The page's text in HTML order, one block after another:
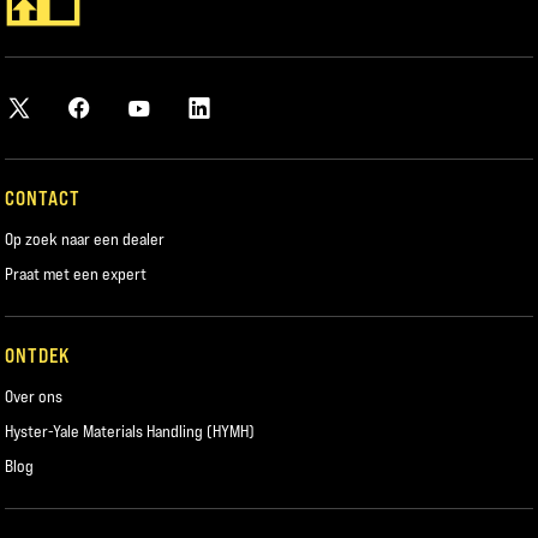
Bekijk de veiligheidsoverwegingen die uw bedrijf moet begrijpen en naleven
om gevaren en letsel door elektrische systemen te voorkomen bij het
READ THE WHITE PAPER
CONTACT
Op zoek naar een dealer
Praat met een expert
ONTDEK
Over ons
Hyster-Yale Materials Handling (HYMH)
Blog